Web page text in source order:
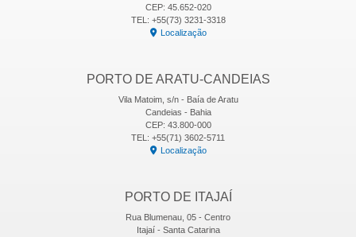
CEP: 45.652-020
TEL: +55(73) 3231-3318
Localização
PORTO DE ARATU-CANDEIAS
Vila Matoim, s/n - Baía de Aratu
Candeias - Bahia
CEP: 43.800-000
TEL: +55(71) 3602-5711
Localização
PORTO DE ITAJAÍ
Rua Blumenau, 05 - Centro
Itajaí - Santa Catarina